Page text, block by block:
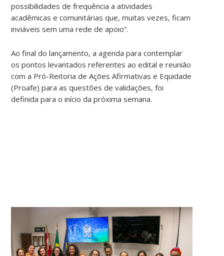
possibilidades de frequência a atividades
acadêmicas e comunitárias que, muitas vezes, ficam
inviáveis sem uma rede de apoio”.
Ao final do lançamento, a agenda para contemplar
os pontos levantados referentes ao edital e reunião
com a Pró-Reitoria de Ações Afirmativas e Equidade
(Proafe) para as questões de validações, foi
definida para o início da próxima semana.